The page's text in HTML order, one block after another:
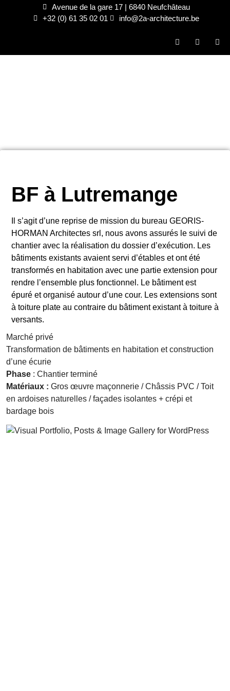
Avenue de la gare 17 | 6840 Neufchâteau
+32 (0) 61 35 02 01
info@2a-architecture.be
BF à Lutremange
Il s’agit d’une reprise de mission du bureau GEORIS-
HORMAN Architectes srl, nous avons assurés le suivi de
chantier avec la réalisation du dossier d’exécution. Les
bâtiments existants avaient servi d’étables et ont été
transformés en habitation avec une partie extension pour
rendre l’ensemble plus fonctionnel. Le bâtiment est
épuré et organisé autour d’une cour. Les extensions sont
à toiture plate au contraire du bâtiment existant à toiture à
versants.
Marché privé
Transformation de bâtiments en habitation et construction
d’une écurie
Phase : Chantier terminé
Matériaux : Gros œuvre maçonnerie / Châssis PVC / Toit
en ardoises naturelles / façades isolantes + crépi et
bardage bois